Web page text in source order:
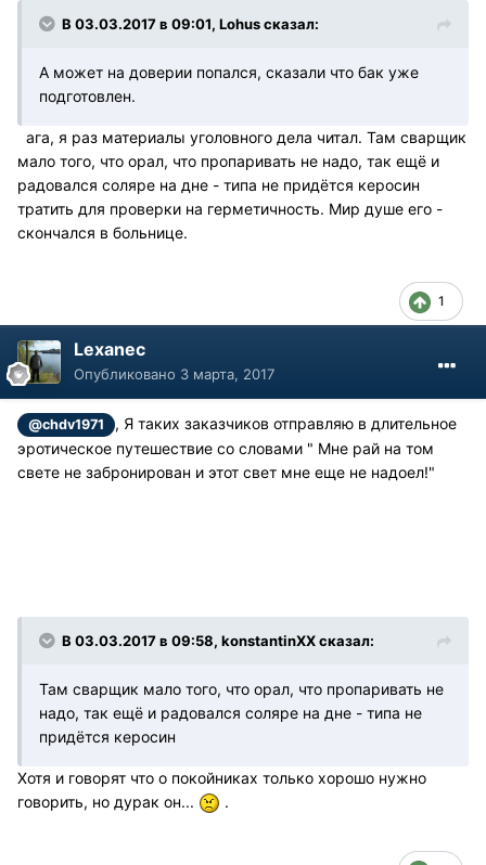
В 03.03.2017 в 09:01, Lohus сказал:
А может на доверии попался, сказали что бак уже
подготовлен.
ага, я раз материалы уголовного дела читал. Там сварщик
мало того, что орал, что пропаривать не надо, так ещё и
радовался соляре на дне - типа не придётся керосин
тратить для проверки на герметичность. Мир душе его -
скончался в больнице.
1
Lexanec
Опубликовано 3 марта, 2017
@chdv1971
, Я таких заказчиков отправляю в длительное
эротическое путешествие со словами " Мне рай на том
свете не забронирован и этот свет мне еще не надоел!"
В 03.03.2017 в 09:58, konstantinXX сказал:
Там сварщик мало того, что орал, что пропаривать не
надо, так ещё и радовался соляре на дне - типа не
придётся керосин
Хотя и говорят что о покойниках только хорошо нужно
говорить, но дурак он...
.